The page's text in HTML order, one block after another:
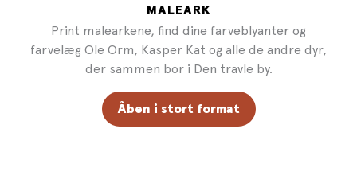
MALEARK
Print malearkene, find dine farveblyanter og
farvelæg Ole Orm, Kasper Kat og alle de andre dyr,
der sammen bor i Den travle by.
Åben i stort format